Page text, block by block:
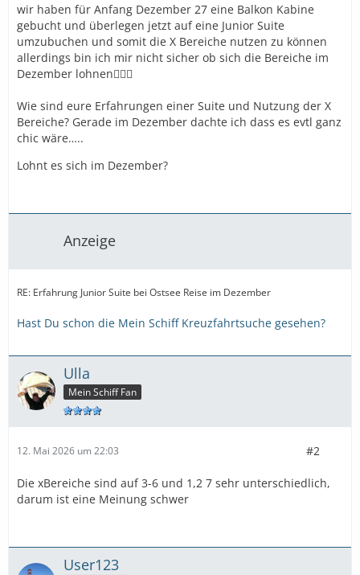
wir haben für Anfang Dezember 27 eine Balkon Kabine
gebucht und überlegen jetzt auf eine Junior Suite
umzubuchen und somit die X Bereiche nutzen zu können
allerdings bin ich mir nicht sicher ob sich die Bereiche im
Dezember lohnen🤷🏽‍♀️
Wie sind eure Erfahrungen einer Suite und Nutzung der X
Bereiche? Gerade im Dezember dachte ich dass es evtl ganz
chic wäre…..
Lohnt es sich im Dezember?
Anzeige
RE: Erfahrung Junior Suite bei Ostsee Reise im Dezember
Hast Du schon die Mein Schiff Kreuzfahrtsuche gesehen?
Ulla
Mein Schiff Fan
12. Mai 2026 um 22:03 #2
Die xBereiche sind auf 3-6 und 1,2 7 sehr unterschiedlich,
darum ist eine Meinung schwer
User123